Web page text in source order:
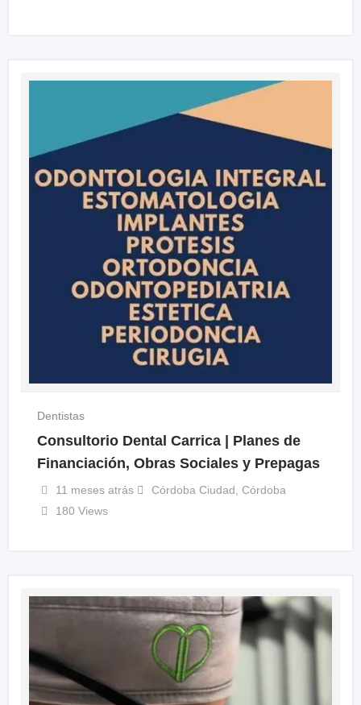
Dentistas
Consultorio Dental Carrica | Planes de
Financiación, Obras Sociales y Prepagas
11 meses atrás Córdoba Ciudad Córdoba
180 Views